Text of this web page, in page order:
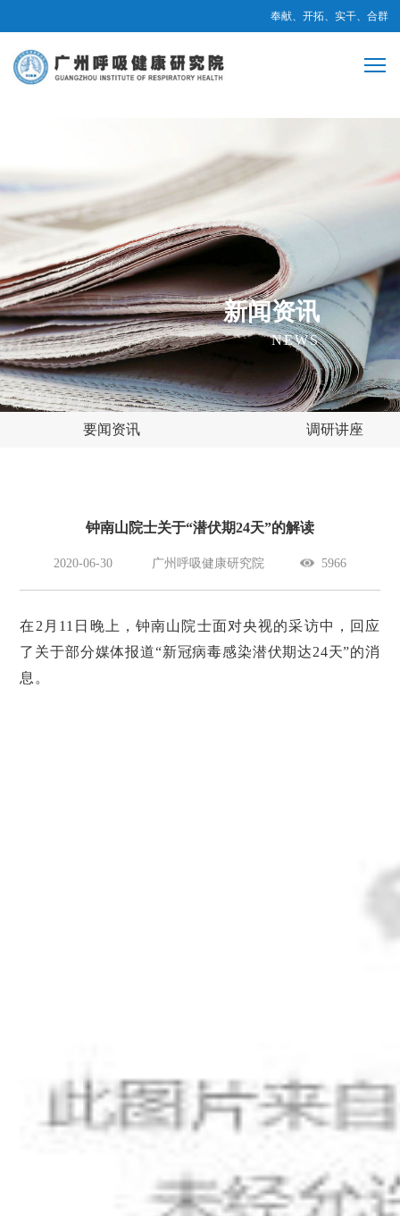
奉献、开拓、实干、合群
新闻资讯
NEWS
要闻资讯 调研讲座
钟南山院士关于“潜伏期24天”的解读
2020-06-30 广州呼吸健康研究院 5966
在2月11日晚上，钟南山院士面对央视的采访中，回应
了关于部分媒体报道“新冠病毒感染潜伏期达24天”的消
息。